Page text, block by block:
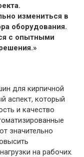
измениться в
оборудования.
с опытными
для кирпичной
аспект, который
и качество
значительно
на рабочих.